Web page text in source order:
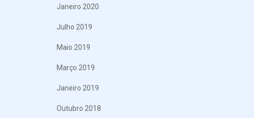
Janeiro 2020
Julho 2019
Maio 2019
Março 2019
Janeiro 2019
Outubro 2018